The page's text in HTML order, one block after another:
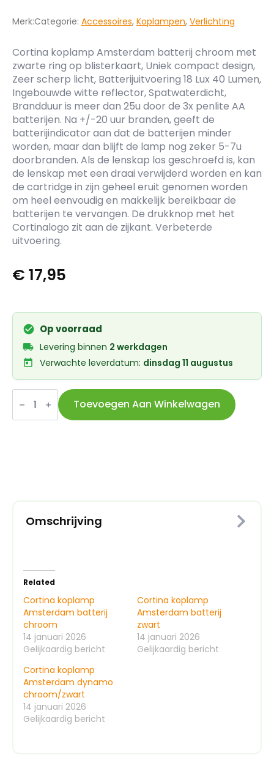
Merk:Categorie: Accessoires, Koplampen, Verlichting
Cortina koplamp Amsterdam batterij chroom met
zwarte ring op blisterkaart, Uniek compact design,
Zeer scherp licht, Batterijuitvoering 18 Lux 40 Lumen,
Ingebouwde witte reflector, Spatwaterdicht,
Brandduur is meer dan 25u door de 3x penlite AA
batterijen. Na +/-20 uur branden, geeft de
batterijindicator aan dat de batterijen minder
worden, maar dan blijft de lamp nog zeker 5-7u
doorbranden. Als de lenskap los geschroefd is, kan
de lenskap met een draai verwijderd worden en kan
de cartridge in zijn geheel eruit genomen worden
om heel eenvoudig en makkelijk bereikbaar de
batterijen te vervangen. De drukknop met het
Cortinalogo zit aan de zijkant. Verbeterde
uitvoering.
€ 17,95
Op voorraad
Levering binnen 2 werkdagen
Verwachte leverdatum: dinsdag 11 augustus
Cortina
koplamp
Amsterdam
batterij
Toevoegen Aan Winkelwagen
Omschrijving
Related
Cortina koplamp
Amsterdam batterij
chroom
14 januari 2026
Gelijkaardig bericht
Cortina koplamp
Amsterdam batterij
zwart
14 januari 2026
Gelijkaardig bericht
Cortina koplamp
Amsterdam dynamo
chroom/zwart
14 januari 2026
Gelijkaardig bericht